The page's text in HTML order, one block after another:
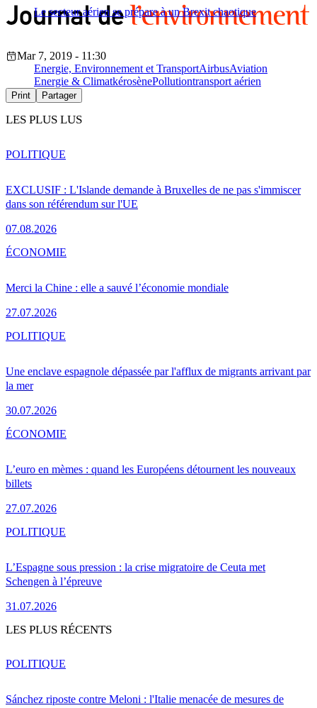
Le secteur aérien se prépare à un Brexit chaotique
Mar 7, 2019 - 11:30
Energie, Environnement et TransportAirbusAviation
Energie & ClimatkérosènePollutiontransport aérien
Print Partager
LES PLUS LUS
EXCLUSIF : L'Islande demande à Bruxelles de ne pas s'immiscer
dans son référendum sur l'UE
07.08.2026
POLITIQUE
Merci la Chine : elle a sauvé l’économie mondiale
27.07.2026
ÉCONOMIE
Une enclave espagnole dépassée par l'afflux de migrants arrivant par
la mer
30.07.2026
POLITIQUE
L’euro en mèmes : quand les Européens détournent les nouveaux
billets
27.07.2026
ÉCONOMIE
L’Espagne sous pression : la crise migratoire de Ceuta met
Schengen à l’épreuve
31.07.2026
POLITIQUE
LES PLUS RÉCENTS
Sánchez riposte contre Meloni : l'Italie menacée de mesures de
POLITIQUE